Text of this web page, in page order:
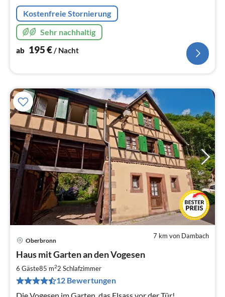
Kostenfreie Stornierung
Sehr nachhaltig
ab 195€/ Nacht
7 km von Dambach
Oberbronn
Haus mit Garten an den Vogesen
6 Gäste85 m22 Schlafzimmer
12 Bewertungen